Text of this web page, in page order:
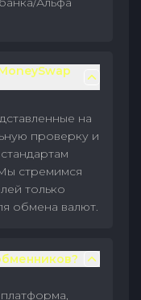
на
проверку и
стремимся
только
обмена валют.